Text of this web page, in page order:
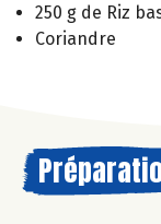
250 g de Riz
Coriandre